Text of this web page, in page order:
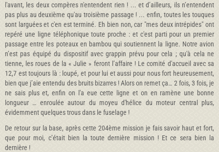
l'avant, les deux compères n'entendent rien ! ... et d’ailleurs, ils n’entendent
pas plus au deuxième qu'au troisième passage ! ... enfin, toutes les touques
sont larguées et c'en est terminé. Eh bien non, car "mes deux intrépides" ont
repéré une ligne téléphonique toute proche : et c'est parti pour un premier
passage entre les poteaux en bambou qui soutiennent la ligne. Notre avion
n’est pas équipé du dispositif avec grappin prévu pour cela ; qu'à cela ne
tienne, les roues de la « Julie » feront l’affaire ! Le comité d'accueil avec sa
12,7 est toujours là : loupé, et pour lui et aussi pour nous fort heureusement,
bien que j’aie entendu des bruits bizarres ! Alors on remet ça… 2 fois, 3 fois, je
ne sais plus et, enfin on l'a eue cette ligne et on en ramène une bonne
longueur … enroulée autour du moyeu d'hélice du moteur central plus,
évidemment quelques trous dans le fuselage !
De retour sur la base, après cette 204ème mission je fais savoir haut et fort,
que pour moi, c’était bien la toute dernière mission ! Et ce sera bien la
dernière !